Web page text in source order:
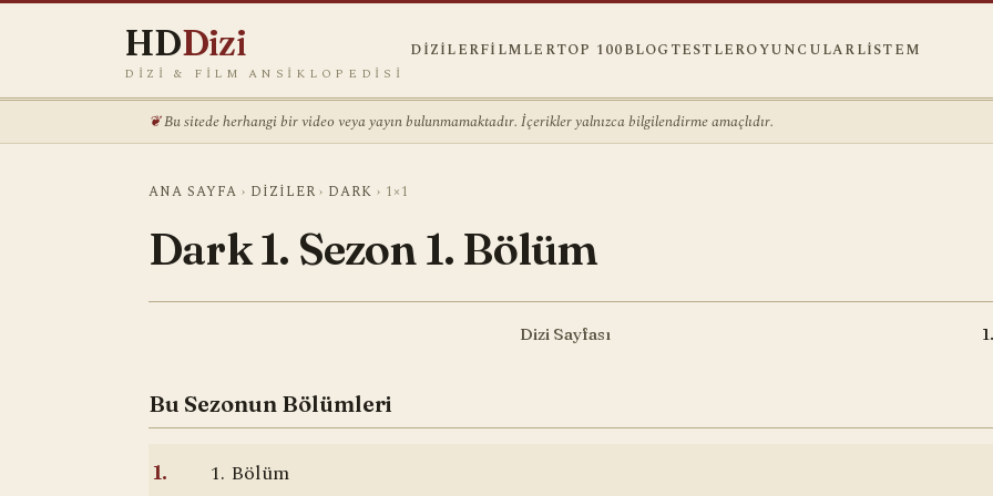
HDDizi
DIZI & FILM ANSIKLOPEDISI
DIZILERFILMLERTOP 100BLOGTESTLEROYUNCULARLISTEM
Bu sitede herhangi bir video veya yayın bulunmamaktadır. İçerikler yalnızca bilgilendirme amaçlıdır.
ANA SAYFA › DIZILER › DARK › 1×1
Dark 1. Sezon 1. Bölüm
Dizi Sayfası
Bu Sezonun Bölümleri
1. 1. Bölüm